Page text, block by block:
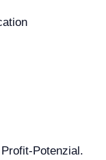
Potenzial.